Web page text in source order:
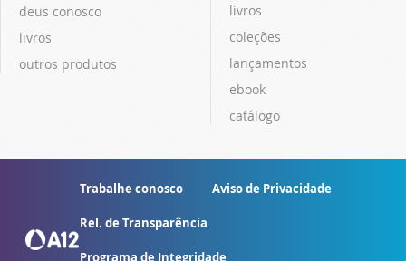
deus conosco
livros
outros produtos
livros
coleções
lançamentos
ebook
catálogo
Trabalhe conosco Aviso de Privacidade
Rel. de Transparência
Programa de Integridade